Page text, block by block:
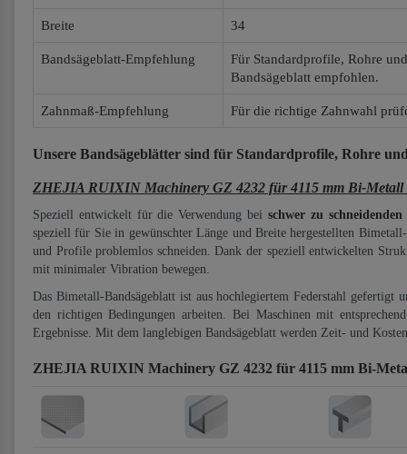
Breite 34
Bandsägeblatt-Empfehlung
Für Standardprofile, Rohre
Bandsägeblatt empfohlen.
Zahnmaß-Empfehlung Für die richtige Zahnwahl
Unsere Bandsägeblätter sind für Standardprofile, Rohre
ZHEJIA RUIXIN Machinery GZ 4232 für 4115 mm Bi-Metall
Speziell entwickelt für die Verwendung bei schwer zu
speziell für Sie in gewünschter Länge und Breite hergestellten
und Profile problemlos schneiden. Dank der speziell entwickelten
mit minimaler Vibration bewegen.
Das Bimetall-Bandsägeblatt ist aus hochlegiertem Federstahl
den richtigen Bedingungen arbeiten. Bei Maschinen mit
Ergebnisse. Mit dem langlebigen Bandsägeblatt werden Zeit- und
ZHEJIA RUIXIN Machinery GZ 4232 für 4115 mm Bi-